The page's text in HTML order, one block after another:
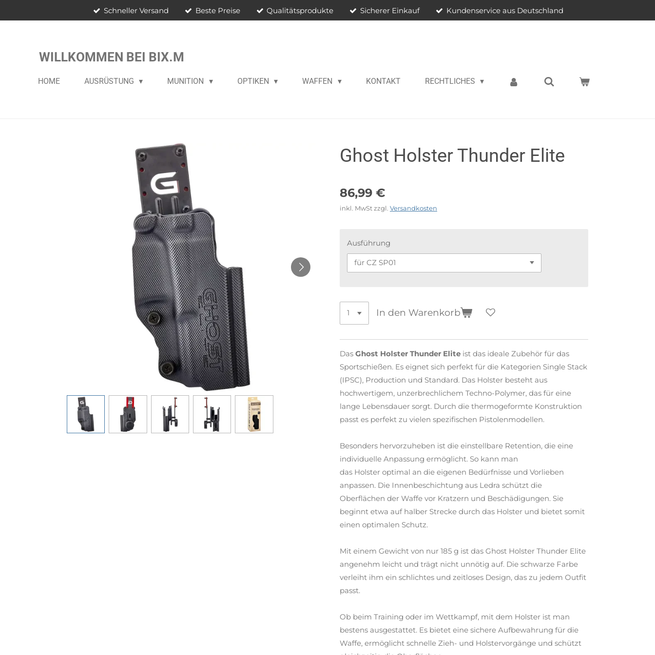
Schneller Versand Beste Preise Qualitätsprodukte Sicherer Einkauf Kundenservice aus Deutschland
WILLKOMMEN BEI BIX.M
HOME AUSRÜSTUNG MUNITION OPTIKEN WAFFEN KONTAKT RECHTLICHES
Ghost Holster Thunder Elite
86,99 €
inkl. MwSt zzgl. Versandkosten
Ausführung
In den Warenkorb
Das Ghost Holster Thunder Elite ist das ideale Zubehör für das
Sportschießen. Es eignet sich perfekt für die Kategorien Single Stack
(IPSC), Production und Standard. Das Holster besteht aus
hochwertigem, unzerbrechlichem Techno-Polymer, das für eine
lange Lebensdauer sorgt. Durch die thermogeformte Konstruktion
passt es perfekt zu vielen spezifischen Pistolenmodellen.
Besonders hervorzuheben ist die einstellbare Retention, die eine
individuelle Anpassung ermöglicht. So kann man
das Holster optimal an die eigenen Bedürfnisse und Vorlieben
anpassen. Die Innenbeschichtung aus Ledra schützt die
Oberflächen der Waffe vor Kratzern und Beschädigungen. Sie
beginnt etwa auf halber Strecke durch das Holster und bietet somit
einen optimalen Schutz.
Mit einem Gewicht von nur 185 g ist das Ghost Holster Thunder Elite
angenehm leicht und trägt nicht unnötig auf. Die schwarze Farbe
verleiht ihm ein schlichtes und zeitloses Design, das zu jedem Outfit
passt.
Ob beim Training oder im Wettkampf, mit dem Holster ist man
bestens ausgestattet. Es bietet eine sichere Aufbewahrung für die
Waffe, ermöglicht schnelle Zieh- und Holstervorgänge und schützt